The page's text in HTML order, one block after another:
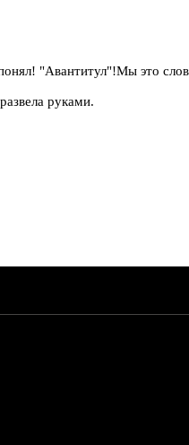
"Авантитул"!Мы это
руками.